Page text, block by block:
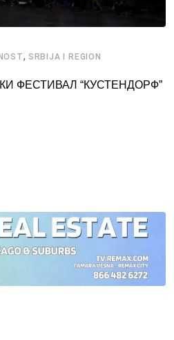
, SRBIJA I REGION
ФЕСТИВАЛ “КУСТЕНДОРФ”